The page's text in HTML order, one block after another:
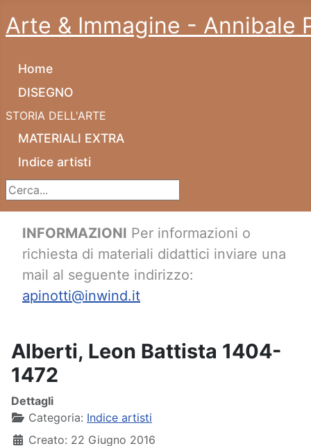
Arte & Immagine - Annibale
Home
DISEGNO
STORIA DELL'ARTE
MATERIALI EXTRA
Indice artisti
Cerca...
INFORMAZIONI Per informazioni o
richiesta di materiali didattici inviare una
mail al seguente indirizzo:
apinotti@inwind.it
Alberti, Leon Battista 1404-
1472
Dettagli
Categoria: Indice artisti
Creato: 22 Giugno 2016